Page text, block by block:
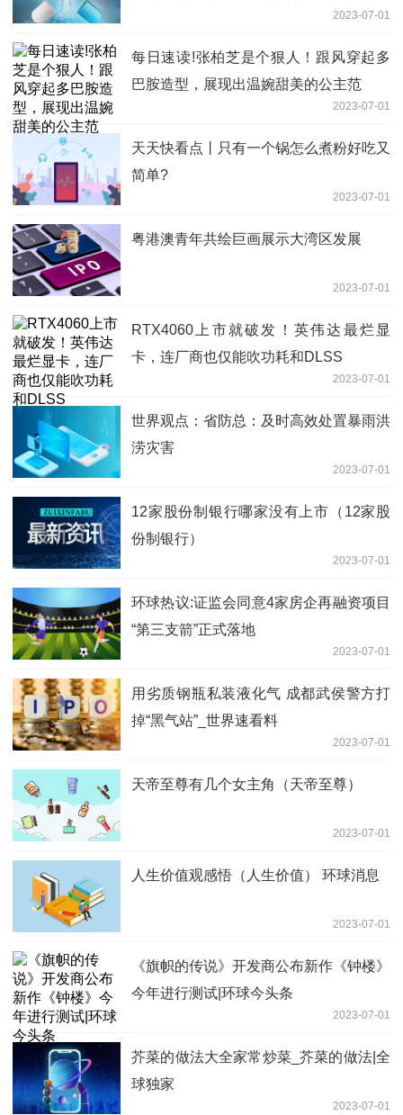
2023-07-01
每日速读!张柏芝是个狠人！跟风穿起多
巴胺造型，展现出温婉甜美的公主范
2023-07-01
天天快看点丨只有一个锅怎么煮粉好吃又
简单?
2023-07-01
粤港澳青年共绘巨画展示大湾区发展
2023-07-01
RTX4060上市就破发！英伟达最烂显
卡，连厂商也仅能吹功耗和DLSS
2023-07-01
世界观点：省防总：及时高效处置暴雨洪
涝灾害
2023-07-01
12家股份制银行哪家没有上市（12家股
份制银行）
2023-07-01
环球热议:证监会同意4家房企再融资项目
“第三支箭”正式落地
2023-07-01
用劣质钢瓶私装液化气 成都武侯警方打
掉“黑气站”_世界速看料
2023-07-01
天帝至尊有几个女主角（天帝至尊）
2023-07-01
人生价值观感悟（人生价值） 环球消息
2023-07-01
《旗帜的传说》开发商公布新作《钟楼》
今年进行测试|环球今头条
2023-07-01
芥菜的做法大全家常炒菜_芥菜的做法|全
球独家
2023-07-01